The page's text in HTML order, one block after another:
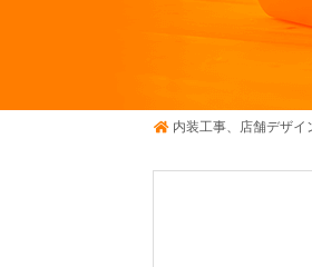
内装工事、店舗デザ